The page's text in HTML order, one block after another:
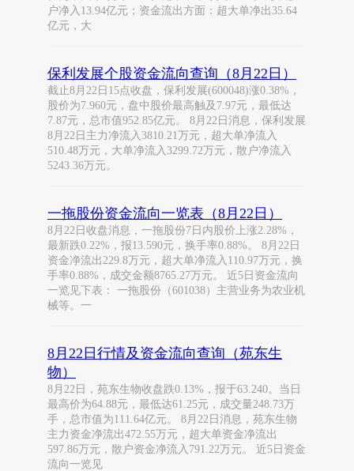
户净入13.94亿元；资金流出方面：超大单净出35.64
亿元，大
保利发展个股资金流向查询（8月22日）
截止8月22日15点收盘，保利发展(600048)涨0.38%，
股价为7.960元，盘中股价最高触及7.97元，最低达
7.87元，总市值952.85亿元。 8月22日消息，保利发展
8月22日主力净流入3810.21万元，超大单净流入
510.48万元，大单净流入3299.72万元，散户净流入
5243.36万元。
一拖股份资金流向一览表（8月22日）
8月22日收盘消息，一拖股份7日内股价上涨2.28%，
最新跌0.22%，报13.590元，换手率0.88%。 8月22日
资金净流出229.8万元，超大单净流入110.97万元，换
手率0.88%，成交金额8765.27万元。 近5日资金流向
一览见下表： 一拖股份（601038）主营业务为农业机
械等。一
8月22日行情及资金流向查询（苑东生
物）
8月22日，苑东生物收盘跌0.13%，报于63.240。当日
最高价为64.88元，最低达61.25元，成交量248.73万
手，总市值为111.64亿元。 8月22日消息，苑东生物
主力资金净流出472.55万元，超大单资金净流出
597.86万元，散户资金净流入791.22万元。 近5日资金
流向一览见